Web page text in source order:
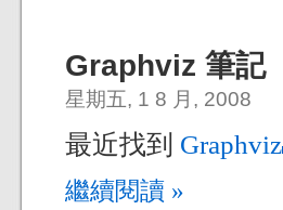
Graphviz 筆記
星期五, 1 8 月, 2008
最近找到 Graphviz
繼續閱讀 »